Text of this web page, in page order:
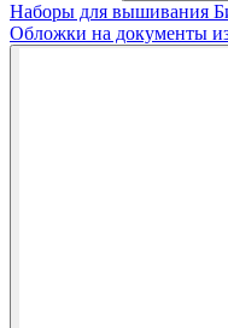
Наборы для вышивания
Обложки на документы